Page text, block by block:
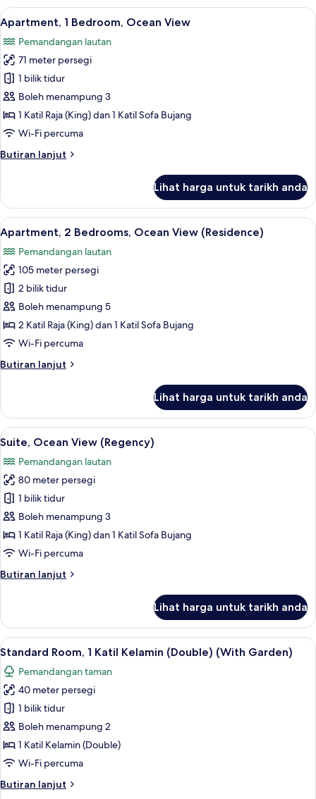
(Regency)
Lihat
semua
foto
untuk
Apartment,
1
Bedroom,
Ocean
Bar mini, peti besi dalam bilik, ruang
7
Apartment, 1 Bedroom, Ocean View
Pemandangan lautan
71 meter persegi
1 bilik tidur
Boleh menampung 3
1 Katil Raja (King) dan 1 Katil Sofa Bujang
Wi-Fi percuma
Butiran lanjut
Butiran
1
Bedroom,
Ocean
View
Lihat harga untuk tarikh anda
Lihat
semua
foto
untuk
Apartment,
2
Bedrooms,
Ocean
(Residence)
Bar mini, peti besi dalam bilik, ruang
7
Apartment, 2 Bedrooms, Ocean View (Residence)
Pemandangan lautan
105 meter persegi
2 bilik tidur
Boleh menampung 5
2 Katil Raja (King) dan 1 Katil Sofa Bujang
Wi-Fi percuma
Butiran lanjut
Butiran
2
Bedrooms,
Ocean
(Residence)
Lihat harga untuk tarikh anda
Lihat
semua
foto
untuk
Suite,
Ocean
View
(Regency)
Suite, Ocean View (Regency) |
5
Suite, Ocean View (Regency)
Pemandangan lautan
80 meter persegi
1 bilik tidur
Boleh menampung 3
1 Katil Raja (King) dan 1 Katil Sofa Bujang
Wi-Fi percuma
Butiran lanjut
Butiran
Ocean
View
(Regency)
Lihat harga untuk tarikh anda
Lihat
semua
foto
untuk
Standard
Room,
1
Katil
Kelamin
(Double)
Standard Room, 1 Katil Kelamin
5
Standard Room, 1 Katil Kelamin (Double) (With Garden)
Pemandangan taman
40 meter persegi
1 bilik tidur
Boleh menampung 2
1 Katil Kelamin (Double)
Wi-Fi percuma
Butiran lanjut
Butiran